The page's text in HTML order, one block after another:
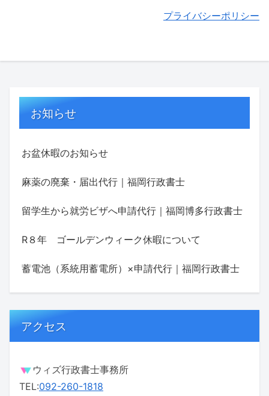
プライバシーポリシー
お知らせ
お盆休暇のお知らせ
麻薬の廃棄・届出代行｜福岡行政書士
留学生から就労ビザへ申請代行｜福岡博多行政書士
R８年 ゴールデンウィーク休暇について
蓄電池（系統用蓄電所）×申請代行｜福岡行政書士
アクセス
ウィズ行政書士事務所
TEL:092-260-1818